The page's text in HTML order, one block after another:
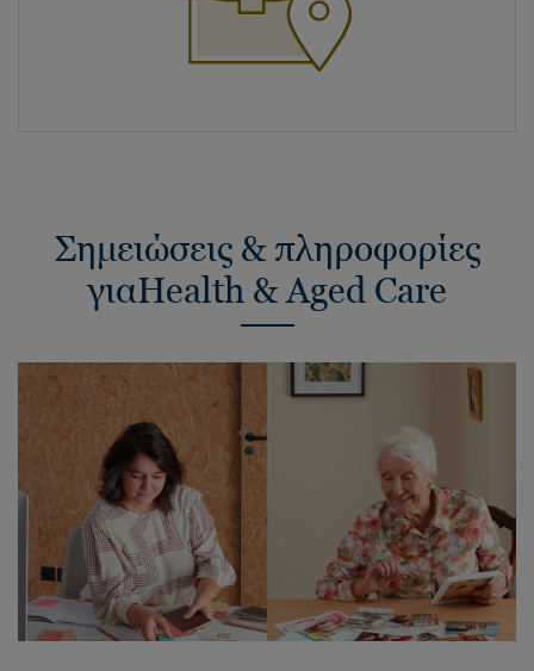
Σημειώσεις & πληροφορίες
γιαHealth & Aged Care